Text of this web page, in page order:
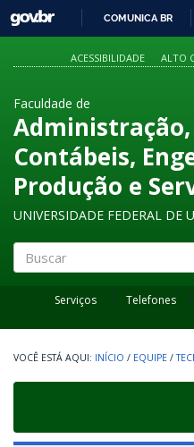
GOVBR
COMUNICA BR
ACESSIBILIDADE ALTO
Faculdade de
Administração,
Contábeis,
Produção e
UNIVERSIDADE FEDERAL DE
Serviços Telefones
INÍCIO / EQUIPE /